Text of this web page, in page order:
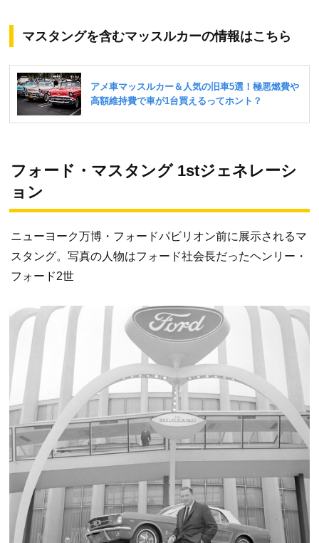
マスタングを含むマッスルカーの情報はこちら
フォード・マスタング 1stジェネレーシ
ョン
ニューヨーク万博・フォードパビリオン前に展示されるマ
スタング。写真の人物はフォード社会長だったヘンリー・
フォード2世